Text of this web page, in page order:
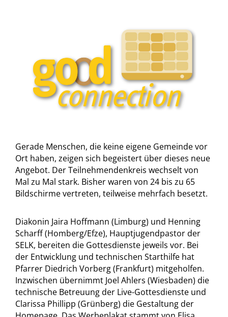
Gerade Menschen, die keine eigene Gemeinde vor
Ort haben, zeigen sich begeistert über dieses neue
Angebot. Der Teilnehmendenkreis wechselt von
Mal zu Mal stark. Bisher waren von 24 bis zu 65
Bildschirme vertreten, teilweise mehrfach besetzt.
Diakonin Jaira Hoffmann (Limburg) und Henning
Scharff (Homberg/Efze), Hauptjugendpastor der
SELK, bereiten die Gottesdienste jeweils vor. Bei
der Entwicklung und technischen Starthilfe hat
Pfarrer Diedrich Vorberg (Frankfurt) mitgeholfen.
Inzwischen übernimmt Joel Ahlers (Wiesbaden) die
technische Betreuung der Live-Gottesdienste und
Clarissa Phillipp (Grünberg) die Gestaltung der